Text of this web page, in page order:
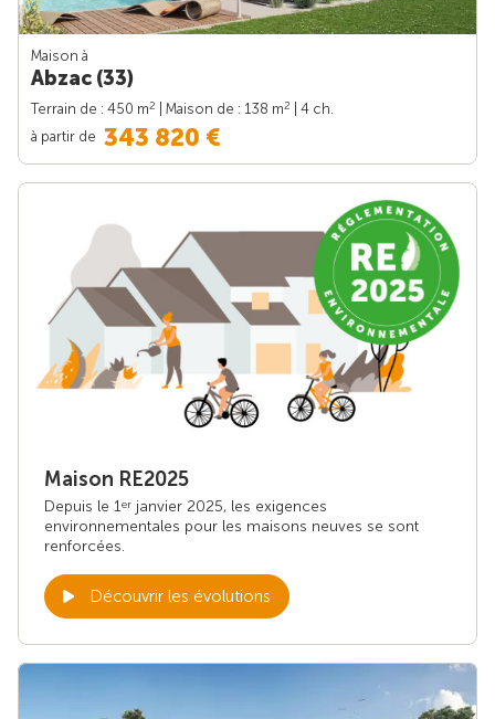
Maison à
Abzac (33)
Terrain de : 450 m2 | Maison de : 138 m2
| 4 ch.
à partir de 343 820 €
Maison RE2025
Depuis le 1er janvier 2025, les exigences
environnementales pour les maisons neuves se sont
renforcées.
Découvrir les évolutions